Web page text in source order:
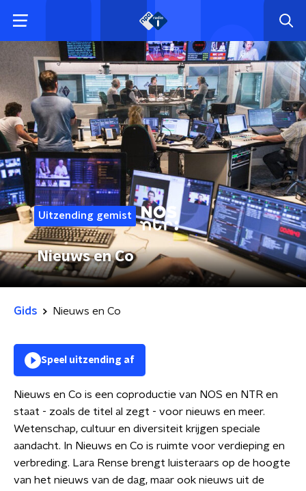
Uitzending gemist
Nieuws en Co
Gids Nieuws en Co
Speel uitzending af
Nieuws en Co is een coproductie van NOS en NTR en
staat - zoals de titel al zegt - voor nieuws en meer.
Wetenschap, cultuur en diversiteit krijgen speciale
aandacht. In Nieuws en Co is ruimte voor verdieping en
verbreding. Lara Rense brengt luisteraars op de hoogte
van het nieuws van de dag, maar ook nieuws uit de